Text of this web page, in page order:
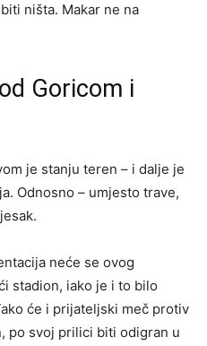
ništa. Makar ne na
Goricom i
je stanju teren – i dalje je
Odnosno – umjesto trave,
neće se ovog
stadion, iako je i to bilo
će i prijateljski meč protiv
po svoj prilici biti odigran u